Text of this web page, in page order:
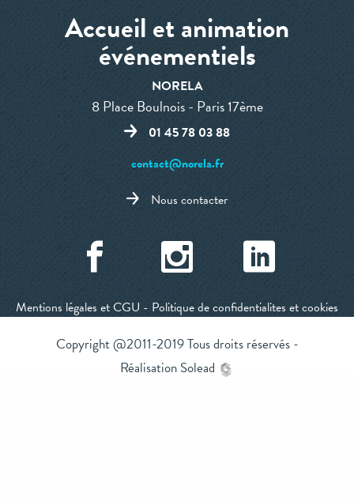
Accueil et animation
événementiels
NORELA
8 Place Boulnois - Paris 17ème
01 45 78 03 88
contact@norela.fr
Nous contacter
Mentions légales et CGU - Politique de confidentialites et cookies
Copyright @2011-2019 Tous droits réservés -
Réalisation Solead